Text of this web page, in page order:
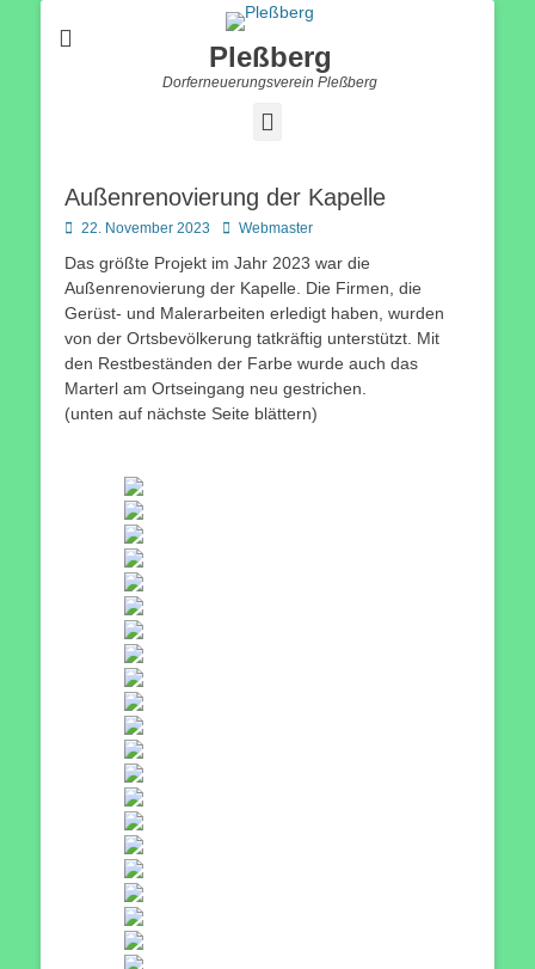
Pleßberg
Dorferneuerungsverein Pleßberg
Außenrenovierung der Kapelle
Posted
22. November 2023 AutorWebmaster
Das größte Projekt im Jahr 2023 war die
Außenrenovierung der Kapelle. Die Firmen, die
Gerüst- und Malerarbeiten erledigt haben, wurden
von der Ortsbevölkerung tatkräftig unterstützt. Mit
den Restbeständen der Farbe wurde auch das
Marterl am Ortseingang neu gestrichen.
(unten auf nächste Seite blättern)